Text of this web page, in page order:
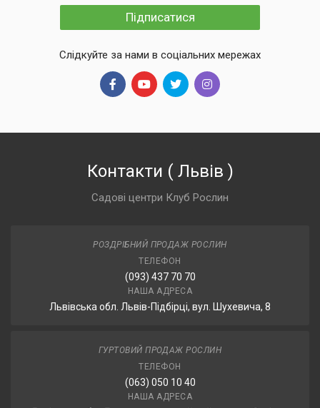
Підписатися
Слідкуйте за нами в соціальних мережах
Контакти ( Львів )
Садові центри Клуб Рослин
РОЗДРІБНИЙ ПРОДАЖ РОСЛИН
ТЕЛЕФОН
(093) 437 70 70
НАША АДРЕСА
Львівська обл. Львів-Підбірці, вул. Шухевича, 8
ГУРТОВИЙ ПРОДАЖ РОСЛИН
ТЕЛЕФОН
(063) 050 10 40
НАША АДРЕСА